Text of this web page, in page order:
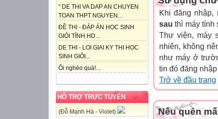
" DE THI VA DAP AN CHUYEN
TOAN THPT NGUYEN...
ĐỀ THI - ĐÁP ÁN HỌC SINH
GIỎI TỈNH HD...
DE THI - LOI GIAI KY THI HỌC
SINH GIỎI...
Ôi nghèo quá!...
HỖ TRỢ TRỰC TUYẾN
(Đỗ Mạnh Hà - Violet)
Khi đăng
sau thì máy tính
Thư viện, máy
nhiên, không
như máy ở
tin đó đăng
Trở về đầu trang
Nếu quên